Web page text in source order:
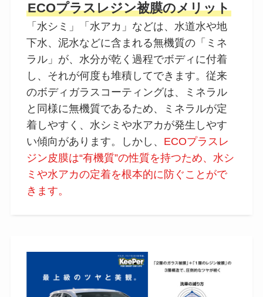
ECOプラスレジン被膜のメリット
「水シミ」「水アカ」などは、水道水や地
下水、泥水などに含まれる無機質の「ミネ
ラル」が、水分が乾く過程でボディに付着
し、それが何度も堆積してできます。従来
のボディガラスコーティングは、ミネラル
と同様に無機質であるため、ミネラルが定
着しやすく、水シミや水アカが発生しやす
い傾向があります。しかし、 ECOプラスレ
ジン皮膜は“有機質”の性質を持つため、水シ
ミや水アカの定着を根本的に防ぐことがで
きます。